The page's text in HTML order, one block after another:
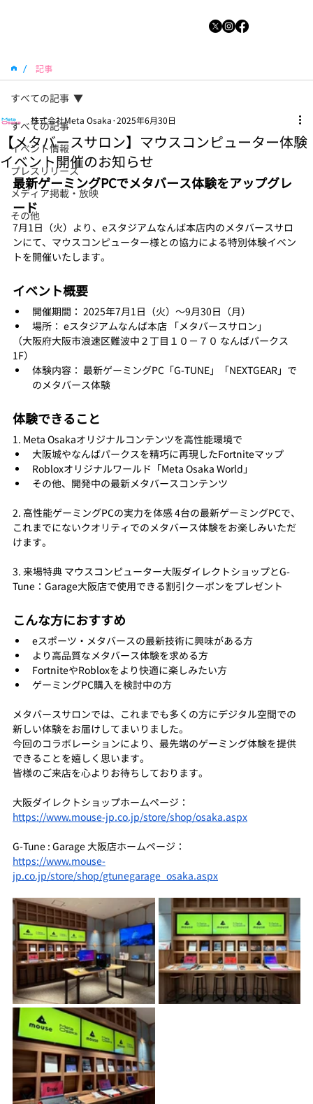
/ 記事
すべての記事
イベント情報
プレスリリース
メディア掲載・放映
その他
すべての記事
【メタバースサロン】マウスコンピューター体験
イベント開催のお知らせ
株式会社Meta Osaka 2025年6月30日
最新ゲーミングPCでメタバース体験をアップグレ
ード
7月1日（火）より、eスタジアムなんば本店内のメタバースサロ
ンにて、マウスコンピューター様との協力による特別体験イベン
トを開催いたします。
イベント概要
開催期間： 2025年7月1日（火）〜9月30日（月）
場所： eスタジアムなんば本店 「メタバースサロン」
（大阪府大阪市浪速区難波中２丁目１０−７０ なんばパークス
1F）
体験内容： 最新ゲーミングPC「G-TUNE」「NEXTGEAR」で
のメタバース体験
体験できること
1. Meta Osakaオリジナルコンテンツを高性能環境で
大阪城やなんばパークスを精巧に再現したFortniteマップ
Robloxオリジナルワールド「Meta Osaka World」
その他、開発中の最新メタバースコンテンツ
2. 高性能ゲーミングPCの実力を体感 4台の最新ゲーミングPCで、
これまでにないクオリティでのメタバース体験をお楽しみいただ
けます。
3. 来場特典 マウスコンピューター大阪ダイレクトショップとG-
Tune：Garage大阪店で使用できる割引クーポンをプレゼント
こんな方におすすめ
eスポーツ・メタバースの最新技術に興味がある方
より高品質なメタバース体験を求める方
FortniteやRobloxをより快適に楽しみたい方
ゲーミングPC購入を検討中の方
メタバースサロンでは、これまでも多くの方にデジタル空間での
新しい体験をお届けしてまいりました。
今回のコラボレーションにより、最先端のゲーミング体験を提供
できることを嬉しく思います。
皆様のご来店を心よりお待ちしております。
大阪ダイレクトショップホームページ：
https://www.mouse-jp.co.jp/store/shop/osaka.aspx
G-Tune : Garage 大阪店ホームページ：
https://www.mouse-
jp.co.jp/store/shop/gtunegarage_osaka.aspx